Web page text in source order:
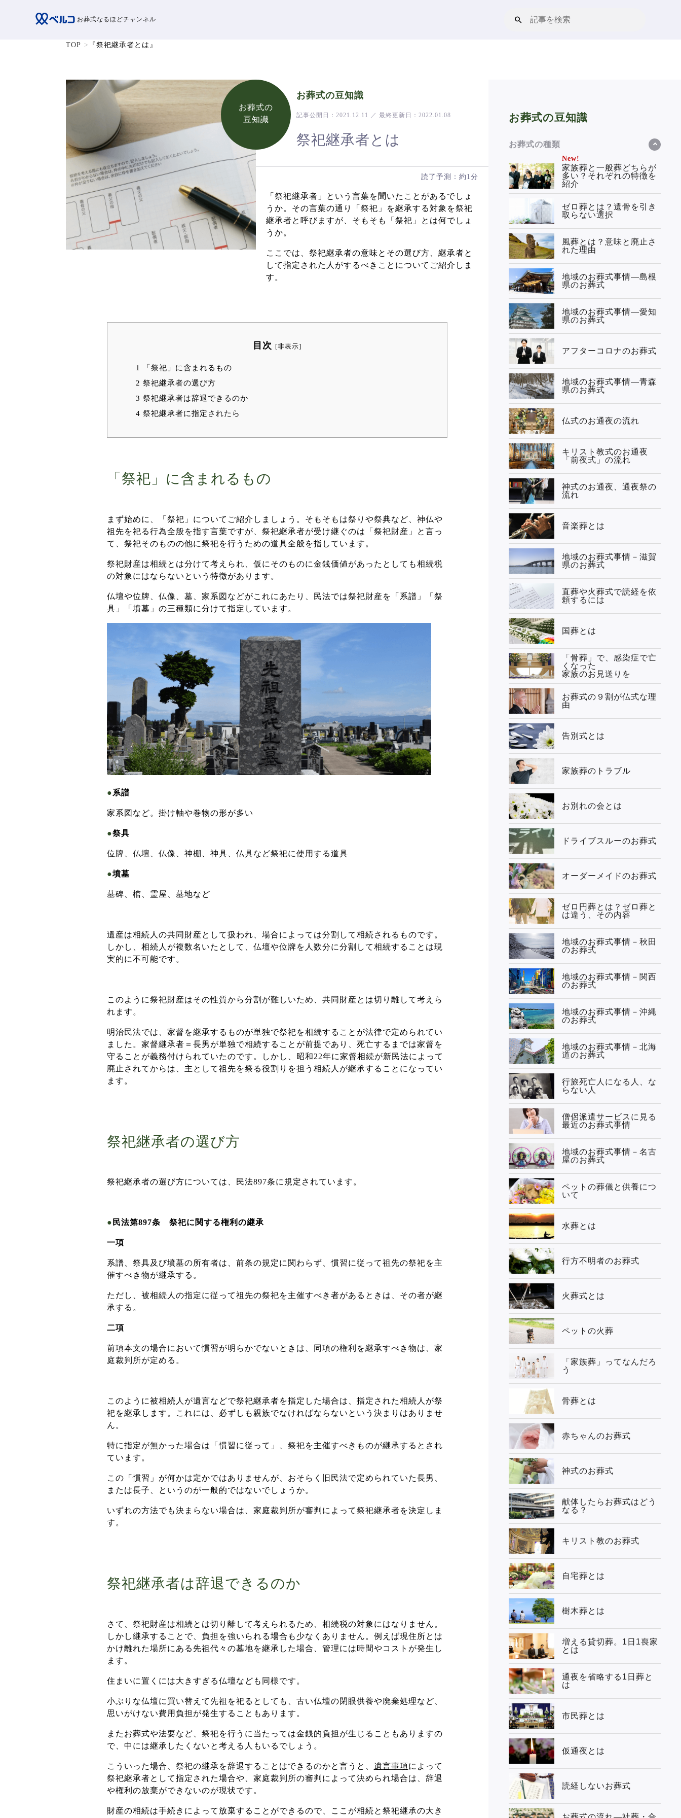
お葬式なるほどチャンネル
TOP 『祭祀継承者とは』
お葬式の
豆知識
お葬式の豆知識
記事公開日：2021.12.11 ／ 最終更新日：2022.01.08
祭祀継承者とは
読了予測：約1分
「祭祀継承者」という言葉を聞いたことがあるでしょ
うか。その言葉の通り「祭祀」を継承する対象を祭祀
継承者と呼びますが、そもそも「祭祀」とは何でしょ
うか。
ここでは、祭祀継承者の意味とその選び方、継承者と
して指定された人がするべきことについてご紹介しま
す。
目次 [非表示]
1
「祭祀」に含まれるもの
2 祭祀継承者の選び方
3 祭祀継承者は辞退できるのか
4 祭祀継承者に指定されたら
「祭祀」に含まれるもの
まず始めに、「祭祀」についてご紹介しましょう。そもそもは祭りや祭典など、神仏や
祖先を祀る行為全般を指す言葉ですが、祭祀継承者が受け継ぐのは「祭祀財産」と言っ
て、祭祀そのものの他に祭祀を行うための道具全般を指しています。
祭祀財産は相続とは分けて考えられ、仮にそのものに金銭価値があったとしても相続税
の対象にはならないという特徴があります。
仏壇や位牌、仏像、墓、家系図などがこれにあたり、民法では祭祀財産を「系譜」「祭
具」「墳墓」の三種類に分けて指定しています。
●系譜
家系図など。掛け軸や巻物の形が多い
●祭具
位牌、仏壇、仏像、神棚、神具、仏具など祭祀に使用する道具
●墳墓
墓碑、棺、霊屋、墓地など
遺産は相続人の共同財産として扱われ、場合によっては分割して相続されるものです。
しかし、相続人が複数名いたとして、仏壇や位牌を人数分に分割して相続することは現
実的に不可能です。
このように祭祀財産はその性質から分割が難しいため、共同財産とは切り離して考えら
れます。
明治民法では、家督を継承するものが単独で祭祀を相続することが法律で定められてい
ました。家督継承者＝長男が単独で相続することが前提であり、死亡するまでは家督を
守ることが義務付けられていたのです。しかし、昭和22年に家督相続が新民法によって
廃止されてからは、主として祖先を祭る役割りを担う相続人が継承することになってい
ます。
祭祀継承者の選び方
祭祀継承者の選び方については、民法897条に規定されています。
● 民法第897条 祭祀に関する権利の継承
一項
系譜、祭具及び墳墓の所有者は、前条の規定に関わらず、慣習に従って祖先の祭祀を主
催すべき物が継承する。
ただし、被相続人の指定に従って祖先の祭祀を主催すべき者があるときは、その者が継
承する。
二項
前項本文の場合において慣習が明らかでないときは、同項の権利を継承すべき物は、家
庭裁判所が定める。
このように被相続人が遺言などで祭祀継承者を指定した場合は、指定された相続人が祭
祀を継承します。これには、必ずしも親族でなければならないという決まりはありませ
ん。
特に指定が無かった場合は「慣習に従って」、祭祀を主催すべきものが継承するとされ
ています。
この「慣習」が何かは定かではありませんが、おそらく旧民法で定められていた長男、
または長子、というのが一般的ではないでしょうか。
いずれの方法でも決まらない場合は、家庭裁判所が審判によって祭祀継承者を決定しま
す。
祭祀継承者は辞退できるのか
さて、祭祀財産は相続とは切り離して考えられるため、相続税の対象にはなりません。
しかし継承することで、負担を強いられる場合も少なくありません。例えば現住所とは
かけ離れた場所にある先祖代々の墓地を継承した場合、管理には時間やコストが発生し
ます。
住まいに置くには大きすぎる仏壇なども同様です。
小ぶりな仏壇に買い替えて先祖を祀るとしても、古い仏壇の閉眼供養や廃棄処理など、
思いがけない費用負担が発生することもあります。
またお葬式や法要など、祭祀を行うに当たっては金銭的負担が生じることもありますの
で、中には継承したくないと考える人もいるでしょう。
こういった場合、祭祀の継承を辞退することはできるのかと言うと、 遺言事項によって
祭祀継承者として指定された場合や、家庭裁判所の審判によって決められ場合は、辞退
や権利の放棄ができないのが現状です。
財産の相続は手続きによって放棄することができるので、ここが相続と祭祀継承の大き
お葬式の豆知識
お葬式の種類
New!
家族葬と一般葬どちらが
多い？それぞれの特徴を
紹介
ゼロ葬とは？遺骨を引き
取らない選択
風葬とは？意味と廃止さ
れた理由
地域のお葬式事情—島根
県のお葬式
地域のお葬式事情—愛知
県のお葬式
アフターコロナのお葬式
地域のお葬式事情—青森
県のお葬式
仏式のお通夜の流れ
キリスト教式のお通夜
「前夜式」の流れ
神式のお通夜、通夜祭の
流れ
音楽葬とは
地域のお葬式事情－滋賀
県のお葬式
直葬や火葬式で読経を依
頼するには
国葬とは
「骨葬」で、感染症で亡
くなった
家族のお見送りを
お葬式の９割が仏式な理
由
告別式とは
家族葬のトラブル
お別れの会とは
ドライブスルーのお葬式
オーダーメイドのお葬式
ゼロ円葬とは？ゼロ葬と
は違う、その内容
地域のお葬式事情－秋田
のお葬式
地域のお葬式事情－関西
のお葬式
地域のお葬式事情－沖縄
のお葬式
地域のお葬式事情－北海
道のお葬式
行旅死亡人になる人、な
らない人
僧侶派遣サービスに見る
最近のお葬式事情
地域のお葬式事情－名古
屋のお葬式
ペットの葬儀と供養につ
いて
水葬とは
行方不明者のお葬式
火葬式とは
ペットの火葬
「家族葬」ってなんだろ
う
骨葬とは
赤ちゃんのお葬式
神式のお葬式
献体したらお葬式はどう
なる？
キリスト教のお葬式
自宅葬とは
樹木葬とは
増える貸切葬。1日1喪家
とは
通夜を省略する1日葬と
は
市民葬とは
仮通夜とは
読経しないお葬式